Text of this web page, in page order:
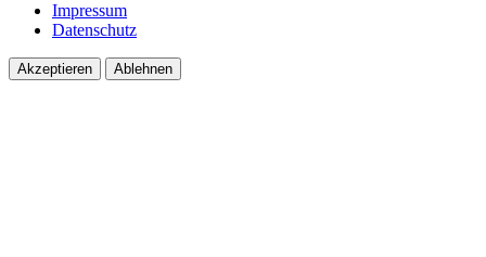
Impressum
Datenschutz
Akzeptieren Ablehnen